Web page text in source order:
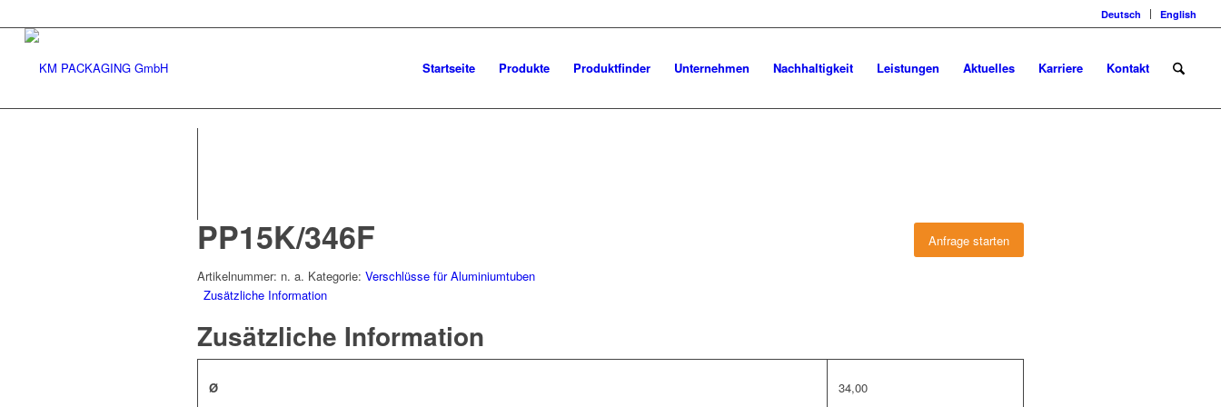
Deutsch English
Startseite Produkte Produktfinder Unternehmen Nachhaltigkeit Leistungen Aktuelles Karriere Kontakt
Anfrage starten
PP15K/346F
Artikelnummer: n. a. Kategorie: Verschlüsse für Aluminiumtuben
Zusätzliche Information
Zusätzliche Information
Ø 34,00